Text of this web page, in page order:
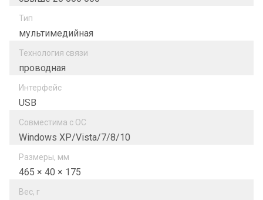
Тип
мультимедийная
Технология связи
проводная
Интерфейс
USB
Совместима с ОС
Windows XP/Vista/7/8/10
Размеры, мм
465 × 40 × 175
Вес, г